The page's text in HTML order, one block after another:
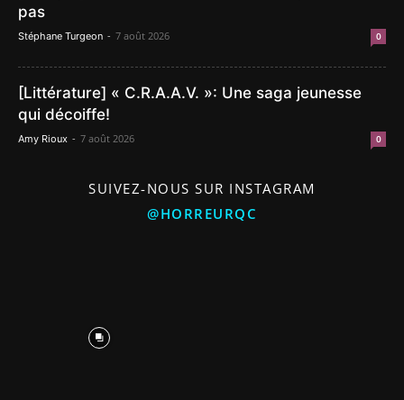
pas
Stéphane Turgeon - 7 août 2026 0
[Littérature] « C.R.A.A.V. »: Une saga jeunesse
qui décoiffe!
Amy Rioux - 7 août 2026 0
SUIVEZ-NOUS SUR INSTAGRAM
@HORREURQC